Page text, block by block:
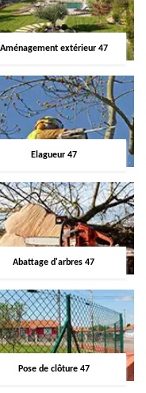
Aménagement extérieur 47
Elagueur 47
Abattage d'arbres 47
Pose de clôture 47